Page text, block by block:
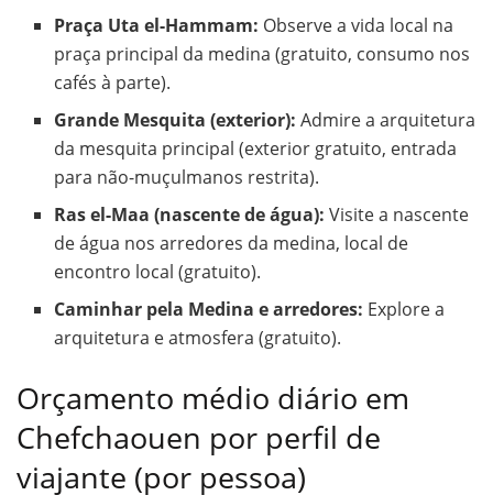
Praça Uta el-Hammam: Observe a vida local na
praça principal da medina (gratuito, consumo nos
cafés à parte).
Grande Mesquita (exterior): Admire a arquitetura
da mesquita principal (exterior gratuito, entrada
para não-muçulmanos restrita).
Ras el-Maa (nascente de água): Visite a nascente
de água nos arredores da medina, local de
encontro local (gratuito).
Caminhar pela Medina e arredores: Explore a
arquitetura e atmosfera (gratuito).
Orçamento médio diário em
Chefchaouen por perfil de
viajante (por pessoa)